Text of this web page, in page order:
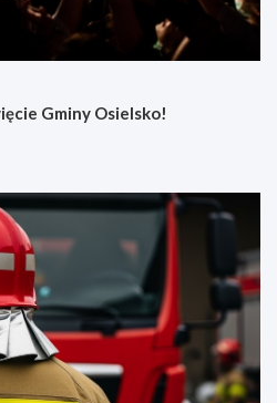
Gminy Osielsko!